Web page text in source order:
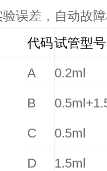
误差，自动故
代码试管型号
A 0.2ml
B
C 0.5ml
D 1.5ml